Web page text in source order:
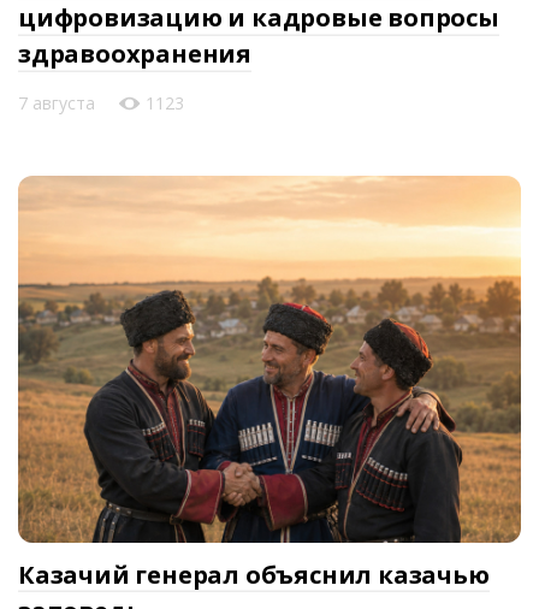
цифровизацию и кадровые вопросы
здравоохранения
7 августа 1123
Казачий генерал объяснил казачью